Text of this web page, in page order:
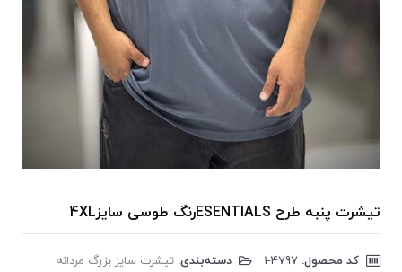
تیشرت پنبه طرح ESENTIALSرنگ طوسی سایز4XL
کد محصول: دسته‌بندی: تیشرت سایز بزرگ مردانه